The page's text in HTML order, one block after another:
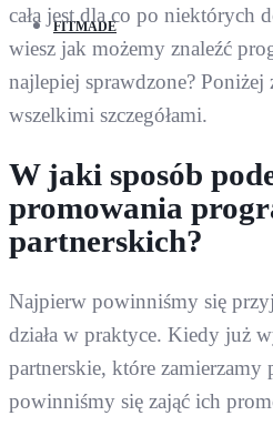
FITMADE
cała jest dla co po niektórych
wiesz jak możemy znaleźć
najlepiej sprawdzone? Poniżej
wszelkimi szczegółami.
W jaki sposób
promowania
partnerskich?
Najpierw powinniśmy się
działa w praktyce. Kiedy już
partnerskie, które zamierzamy
powinniśmy się zająć ich